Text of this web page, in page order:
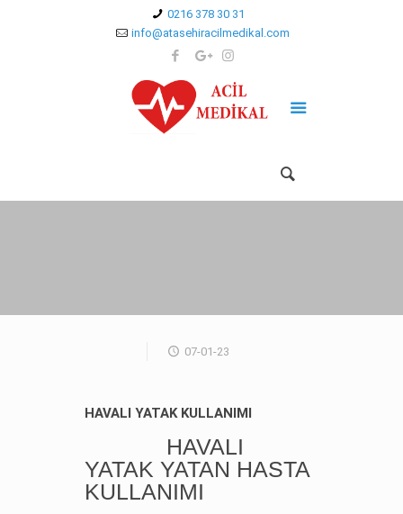
0216 378 30 31
info@atasehiracilmedikal.com
07-01-23
HAVALI YATAK KULLANIMI
HAVALI
YATAK YATAN HASTA
KULLANIMI